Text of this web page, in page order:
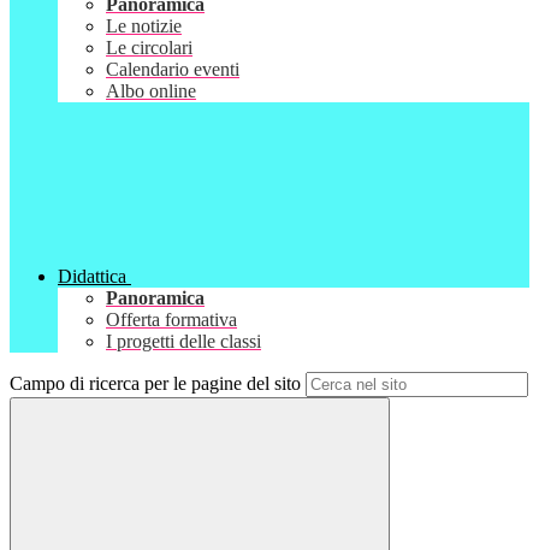
Panoramica
Le notizie
Le circolari
Calendario eventi
Albo online
Didattica
Panoramica
Offerta formativa
I progetti delle classi
Campo di ricerca per le pagine del sito